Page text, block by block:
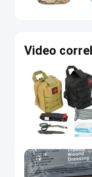
Video